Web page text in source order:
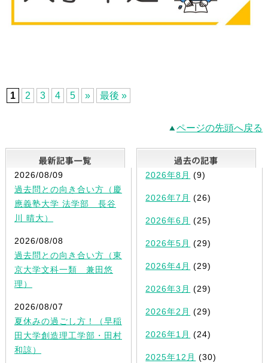
1 2 3 4 5 » 最後 »
ページの先頭へ戻る
最新記事一覧
2026/08/09
過去問との向き合い方（慶
應義塾大学 法学部 長谷
川 晴大）
2026/08/08
過去問との向き合い方（東
京大学文科一類 兼田悠
理）
2026/08/07
夏休みの過ごし方！（早稲
田大学創造理工学部・田村
和諒）
2026年8月 (9)
2026年7月 (26)
2026年6月 (25)
2026年5月 (29)
2026年4月 (29)
2026年3月 (29)
2026年2月 (29)
2026年1月 (24)
2025年12月 (30)